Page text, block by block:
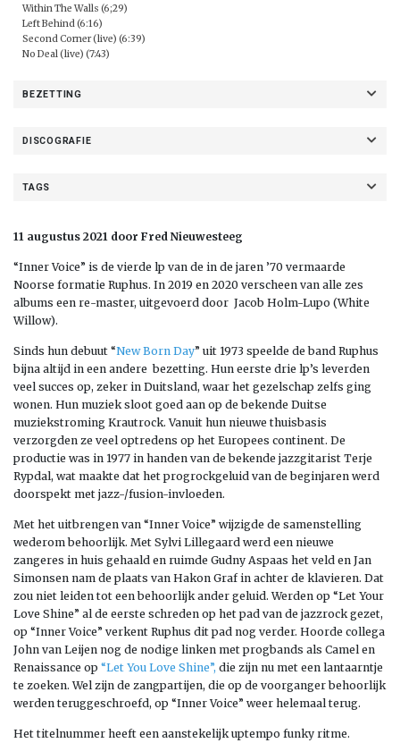
Within The Walls (6;29)
Left Behind (6:16)
Second Corner (live) (6:39)
No Deal (live) (7:43)
BEZETTING
DISCOGRAFIE
TAGS
11 augustus 2021 door Fred Nieuwesteeg
“Inner Voice” is de vierde lp van de in de jaren ’70 vermaarde
Noorse formatie Ruphus. In 2019 en 2020 verscheen van alle zes
albums een re-master, uitgevoerd door Jacob Holm-Lupo (White
Willow).
Sinds hun debuut “New Born Day” uit 1973 speelde de band Ruphus
bijna altijd in een andere bezetting. Hun eerste drie lp’s leverden
veel succes op, zeker in Duitsland, waar het gezelschap zelfs ging
wonen. Hun muziek sloot goed aan op de bekende Duitse
muziekstroming Krautrock. Vanuit hun nieuwe thuisbasis
verzorgden ze veel optredens op het Europees continent. De
productie was in 1977 in handen van de bekende jazzgitarist Terje
Rypdal, wat maakte dat het progrockgeluid van de beginjaren werd
doorspekt met jazz-/fusion-invloeden.
Met het uitbrengen van “Inner Voice” wijzigde de samenstelling
wederom behoorlijk. Met Sylvi Lillegaard werd een nieuwe
zangeres in huis gehaald en ruimde Gudny Aspaas het veld en Jan
Simonsen nam de plaats van Hakon Graf in achter de klavieren. Dat
zou niet leiden tot een behoorlijk ander geluid. Werden op “Let Your
Love Shine” al de eerste schreden op het pad van de jazzrock gezet,
op “Inner Voice” verkent Ruphus dit pad nog verder. Hoorde collega
John van Leijen nog de nodige linken met progbands als Camel en
Renaissance op “Let You Love Shine”, die zijn nu met een lantaarntje
te zoeken. Wel zijn de zangpartijen, die op de voorganger behoorlijk
werden teruggeschroefd, op “Inner Voice” weer helemaal terug.
Het titelnummer heeft een aanstekelijk uptempo funky ritme.